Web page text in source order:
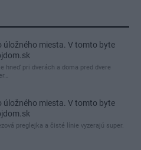
úložného miesta. V tomto byte
hneď pri dverách a doma pred dvere
úložného miesta. V tomto byte
preglejka a čisté línie vyzerajú super.